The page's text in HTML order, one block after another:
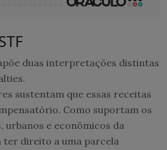
duas interpretações distintas
sustentam que essas receitas
Como suportam os
urbanos e econômicos da
ter direito a uma parcela